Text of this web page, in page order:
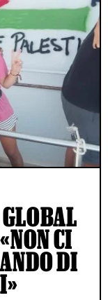
CI
DI